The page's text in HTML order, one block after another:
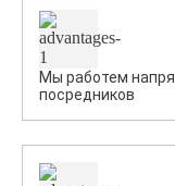
Мы работем
посредников